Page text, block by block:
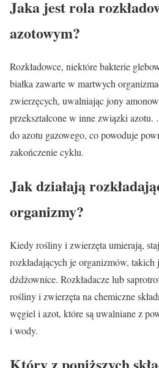
Jaka jest rola
azotowym?
Rozkładowce, niektóre bakterie
białka zawarte w martwych
zwierzęcych, uwalniając jony
przekształcone w inne związki
do azotu gazowego, co powoduje
zakończenie cyklu.
Jak działają
organizmy?
Kiedy rośliny i zwierzęta umierają,
rozkładających je organizmów,
dżdżownice. Rozkładacze lub
rośliny i zwierzęta na chemiczne
węgiel i azot, które są uwalniane z
i wody.